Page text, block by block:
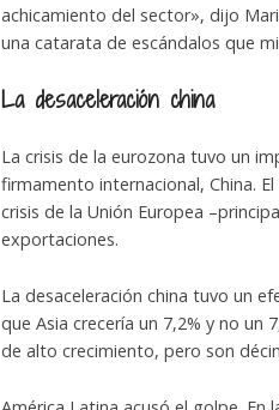
achicamiento del sector», dijo
una catarata de escándalos que
La desaceleración china
La crisis de la eurozona tuvo un
firmamento internacional, China.
crisis de la Unión Europea
exportaciones.
La desaceleración china tuvo un
que Asia crecería un 7,2% y no un
de alto crecimiento, pero son